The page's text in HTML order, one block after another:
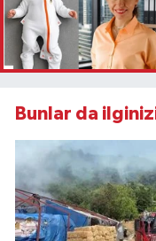
Bunlar da